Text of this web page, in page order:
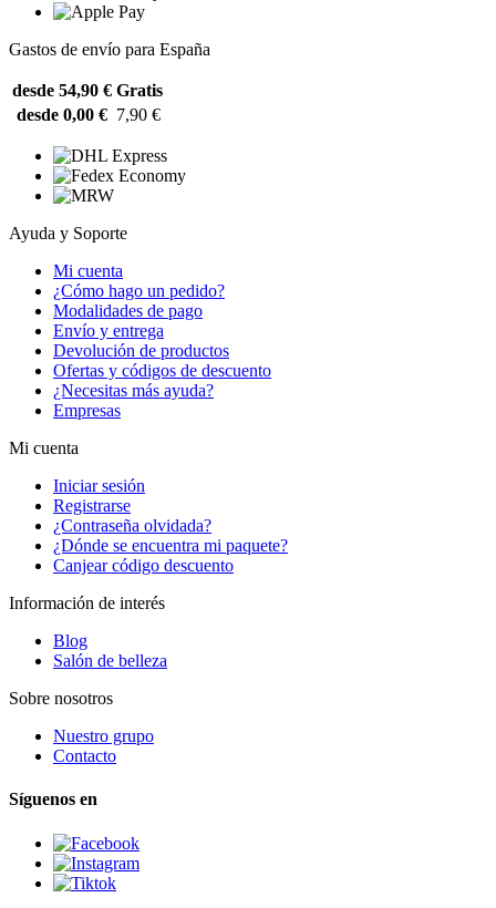
Gastos de envío para España
desde 54,90 € Gratis
desde 0,00 € 7,90 €
Ayuda y Soporte
Mi cuenta
¿Cómo hago un pedido?
Modalidades de pago
Envío y entrega
Devolución de productos
Ofertas y códigos de descuento
¿Necesitas más ayuda?
Empresas
Mi cuenta
Iniciar sesión
Registrarse
¿Contraseña olvidada?
¿Dónde se encuentra mi paquete?
Canjear código descuento
Información de interés
Blog
Salón de belleza
Sobre nosotros
Nuestro grupo
Contacto
Síguenos en